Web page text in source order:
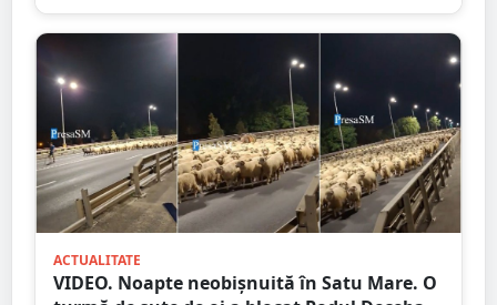
ACTUALITATE
VIDEO. Noapte neobișnuită în Satu Mare. O